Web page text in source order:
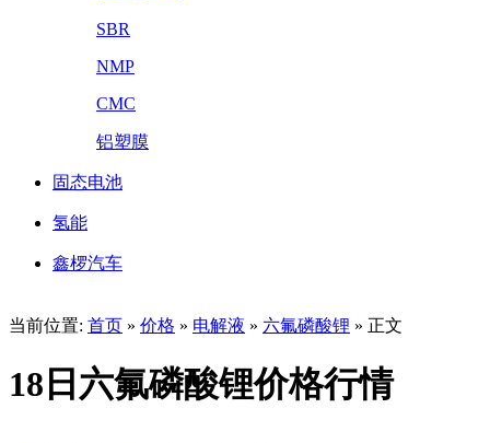
SBR
NMP
CMC
铝塑膜
固态电池
氢能
鑫椤汽车
当前位置: 首页 » 价格 » 电解液 » 六氟磷酸锂 » 正文
18日六氟磷酸锂价格行情